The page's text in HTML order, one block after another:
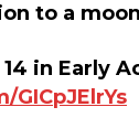
to a
in Early